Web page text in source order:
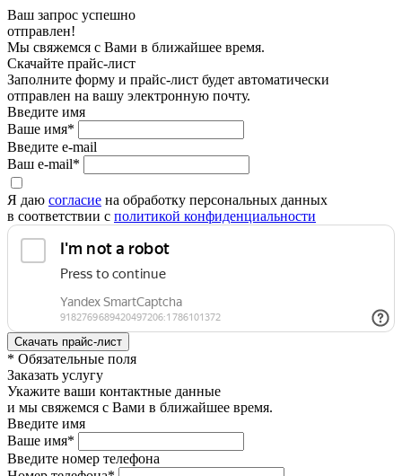
Ваш запрос успешно
отправлен!
Мы свяжемся с Вами в ближайшее время.
Скачайте прайс-лист
Заполните форму и прайс-лист будет автоматически
отправлен на вашу электронную почту.
Введите имя
Ваше имя*
Введите e-mail
Ваш e-mail*
Я даю согласие на обработку персональных данных
в соответствии с политикой конфиденциальности
* Обязательные поля
Заказать услугу
Укажите ваши контактные данные
и мы свяжемся с Вами в ближайшее время.
Введите имя
Ваше имя*
Введите номер телефона